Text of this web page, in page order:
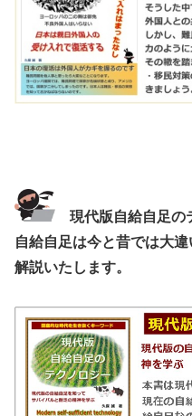
現代版自給自足の
自給自足は今と昔では大
解説いたします。